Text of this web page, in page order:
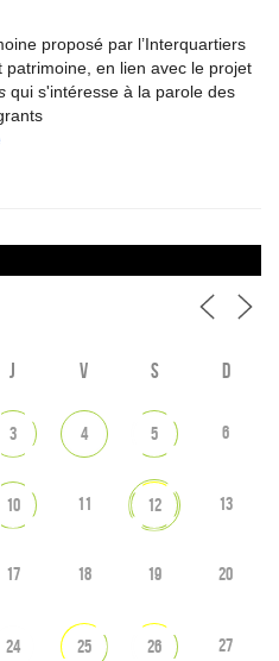
proposé par l’Interquartiers
patrimoine, en lien avec le projet
qui s'intéresse à la parole des
J V S D
3 4 5 6
10 11 12 13
17 18 19 20
24 25 26 27